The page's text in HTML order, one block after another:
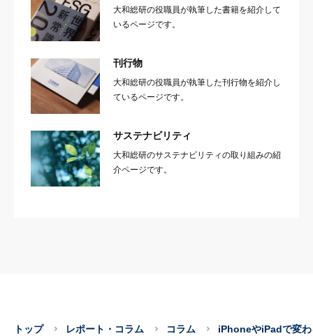
大和総研の役職員が執筆した書籍を紹介して
いるページです。
刊行物
大和総研の役職員が執筆した刊行物を紹介し
ているページです。
サステナビリティ
大和総研のサステナビリティの取り組みの紹
介ページです。
トップ レポート・コラム コラム iPhoneやiPadで変